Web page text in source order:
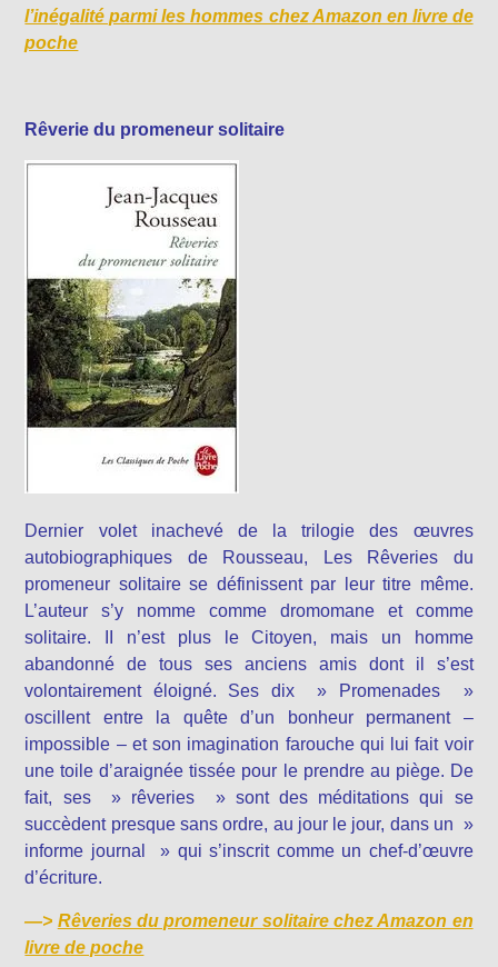
l’inégalité parmi les hommes chez Amazon en livre de
poche
Rêverie du promeneur solitaire
Dernier volet inachevé de la trilogie des œuvres
autobiographiques de Rousseau, Les Rêveries du
promeneur solitaire se définissent par leur titre même.
L’auteur s’y nomme comme dromomane et comme
solitaire. II n’est plus le Citoyen, mais un homme
abandonné de tous ses anciens amis dont il s’est
volontairement éloigné. Ses dix » Promenades »
oscillent entre la quête d’un bonheur permanent –
impossible – et son imagination farouche qui lui fait voir
une toile d’araignée tissée pour le prendre au piège. De
fait, ses » rêveries » sont des méditations qui se
succèdent presque sans ordre, au jour le jour, dans un »
informe journal » qui s’inscrit comme un chef-d’œuvre
d’écriture.
—> Rêveries du promeneur solitaire chez Amazon en
livre de poche